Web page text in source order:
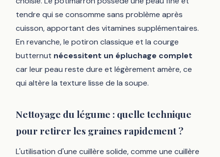
tendre qui se consomme sans problème après
cuisson, apportant des vitamines supplémentaires.
En revanche, le potiron classique et la courge
butternut nécessitent un épluchage complet
car leur peau reste dure et légèrement amère, ce
qui altère la texture lisse de la soupe.
Nettoyage du légume : quelle technique
pour retirer les graines rapidement ?
L'utilisation d'une cuillère solide, comme une cuillère